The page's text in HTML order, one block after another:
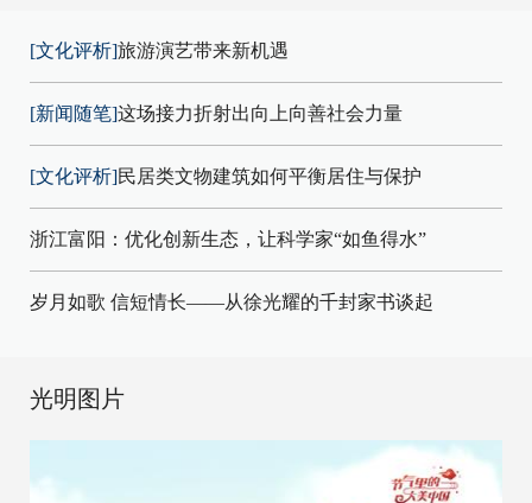
[文化评析]旅游演艺带来新机遇
[新闻随笔]这场接力折射出向上向善社会力量
[文化评析]民居类文物建筑如何平衡居住与保护
浙江富阳：优化创新生态，让科学家“如鱼得水”
岁月如歌 信短情长——从徐光耀的千封家书谈起
光明图片